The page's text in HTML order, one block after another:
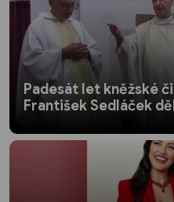
Padesát let kněžské
František Sedláček